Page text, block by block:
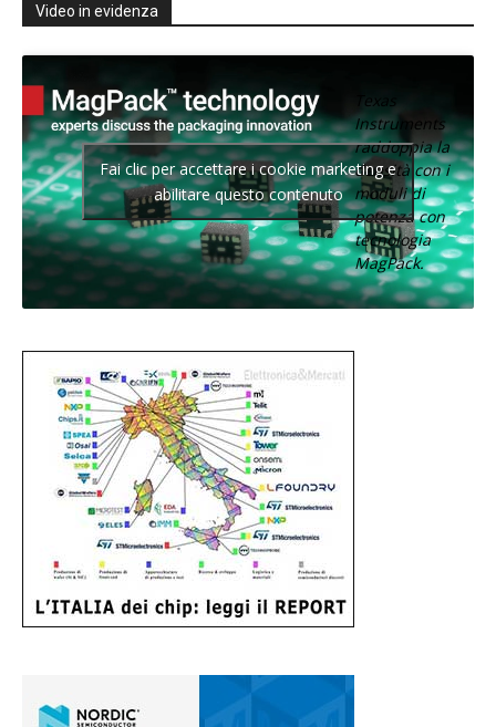
Video in evidenza
Texas
Instruments
raddoppia la
densità con i
moduli di
potenza con
tecnologia
MagPack.
Fai clic per accettare i cookie marketing e
abilitare questo contenuto